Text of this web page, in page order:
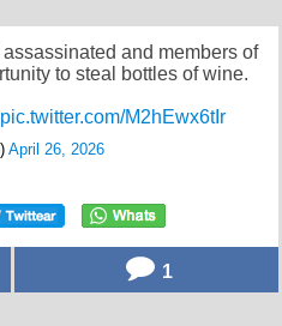
and members of
to steal bottles of wine.
pic.twitter.com/M2hEwx6tIr
April 26, 2026
1